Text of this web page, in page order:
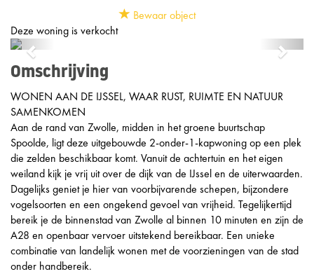
Bewaar object
Deze woning is verkocht
Previous Next
Omschrijving
WONEN AAN DE IJSSEL, WAAR RUST, RUIMTE EN NATUUR
SAMENKOMEN
Aan de rand van Zwolle, midden in het groene buurtschap
Spoolde, ligt deze uitgebouwde 2-onder-1-kapwoning op een plek
die zelden beschikbaar komt. Vanuit de achtertuin en het eigen
weiland kijk je vrij uit over de dijk van de IJssel en de uiterwaarden.
Dagelijks geniet je hier van voorbijvarende schepen, bijzondere
vogelsoorten en een ongekend gevoel van vrijheid. Tegelijkertijd
bereik je de binnenstad van Zwolle al binnen 10 minuten en zijn de
A28 en openbaar vervoer uitstekend bereikbaar. Een unieke
combinatie van landelijk wonen met de voorzieningen van de stad
onder handbereik.